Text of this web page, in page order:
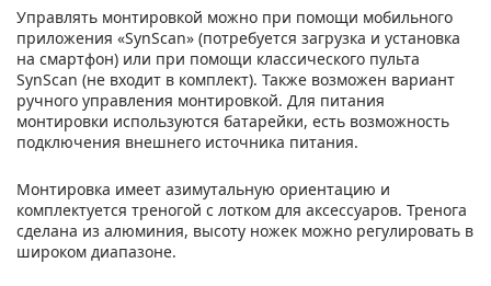
Управлять монтировкой можно при помощи мобильного
приложения «SynScan» (потребуется загрузка и установка
на смартфон) или при помощи классического пульта
SynScan (не входит в комплект). Также возможен вариант
ручного управления монтировкой. Для питания
монтировки используются батарейки, есть возможность
подключения внешнего источника питания.
Монтировка имеет азимутальную ориентацию и
комплектуется треногой с лотком для аксессуаров. Тренога
сделана из алюминия, высоту ножек можно регулировать в
широком диапазоне.